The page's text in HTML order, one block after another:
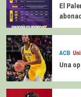
El
ACB
Una